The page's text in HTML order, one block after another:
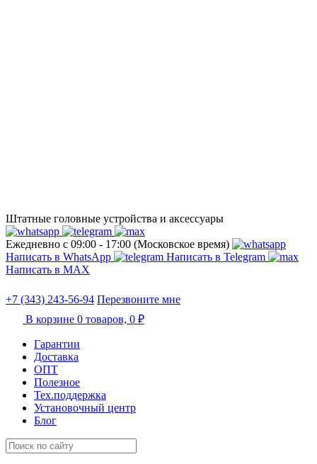
Штатные головные устройства и аксессуары
Ежедневно с 09:00 - 17:00 (Московское время)
Написать в WhatsApp
Написать в Telegram
Написать в МАХ
+7 (343) 243-56-94 Перезвоните мне
В корзине 0 товаров, 0 ₽
Гарантии
Доставка
ОПТ
Полезное
Тех.поддержка
Установочный центр
Блог